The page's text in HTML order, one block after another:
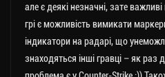
але є деякі незначні, зате
грі є можливість вимикати
індикатори на радарі, що
знаходяться інші гравці – як раз